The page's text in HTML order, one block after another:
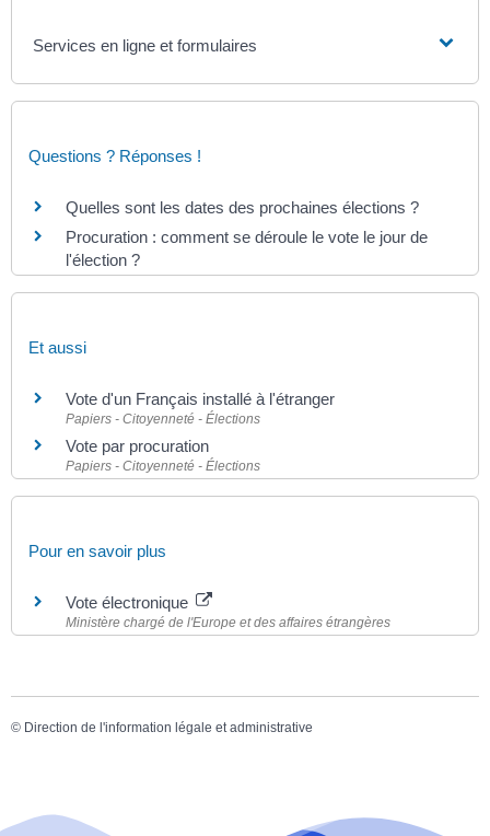
Services en ligne et formulaires
Questions ? Réponses !
Quelles sont les dates des prochaines élections ?
Procuration : comment se déroule le vote le jour de
l'élection ?
Et aussi
Vote d'un Français installé à l'étranger
Papiers - Citoyenneté - Élections
Vote par procuration
Papiers - Citoyenneté - Élections
Pour en savoir plus
Vote électronique
Ministère chargé de l'Europe et des affaires étrangères
© Direction de l'information légale et administrative